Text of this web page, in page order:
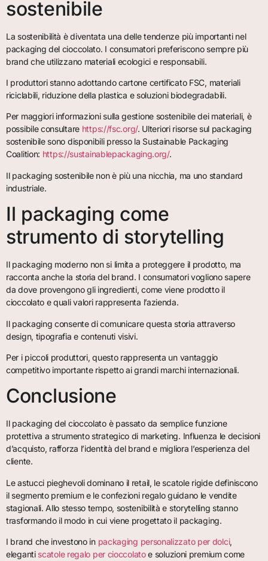
sostenibile
La sostenibilità è diventata una delle tendenze più importanti nel
packaging del cioccolato. I consumatori preferiscono sempre più
brand che utilizzano materiali ecologici e responsabili.
I produttori stanno adottando cartone certificato FSC, materiali
riciclabili, riduzione della plastica e soluzioni biodegradabili.
Per maggiori informazioni sulla gestione sostenibile dei materiali, è
possibile consultare https://fsc.org/. Ulteriori risorse sul packaging
sostenibile sono disponibili presso la Sustainable Packaging
Coalition: https://sustainablepackaging.org/.
Il packaging sostenibile non è più una nicchia, ma uno standard
industriale.
Il packaging come
strumento di storytelling
Il packaging moderno non si limita a proteggere il prodotto, ma
racconta anche la storia del brand. I consumatori vogliono sapere
da dove provengono gli ingredienti, come viene prodotto il
cioccolato e quali valori rappresenta l’azienda.
Il packaging consente di comunicare questa storia attraverso
design, tipografia e contenuti visivi.
Per i piccoli produttori, questo rappresenta un vantaggio
competitivo importante rispetto ai grandi marchi internazionali.
Conclusione
Il packaging del cioccolato è passato da semplice funzione
protettiva a strumento strategico di marketing. Influenza le decisioni
d’acquisto, rafforza l’identità del brand e migliora l’esperienza del
cliente.
Le astucci pieghevoli dominano il retail, le scatole rigide definiscono
il segmento premium e le confezioni regalo guidano le vendite
stagionali. Allo stesso tempo, sostenibilità e storytelling stanno
trasformando il modo in cui viene progettato il packaging.
I brand che investono in packaging personalizzato per dolci,
eleganti scatole regalo per cioccolatoe soluzioni premium come